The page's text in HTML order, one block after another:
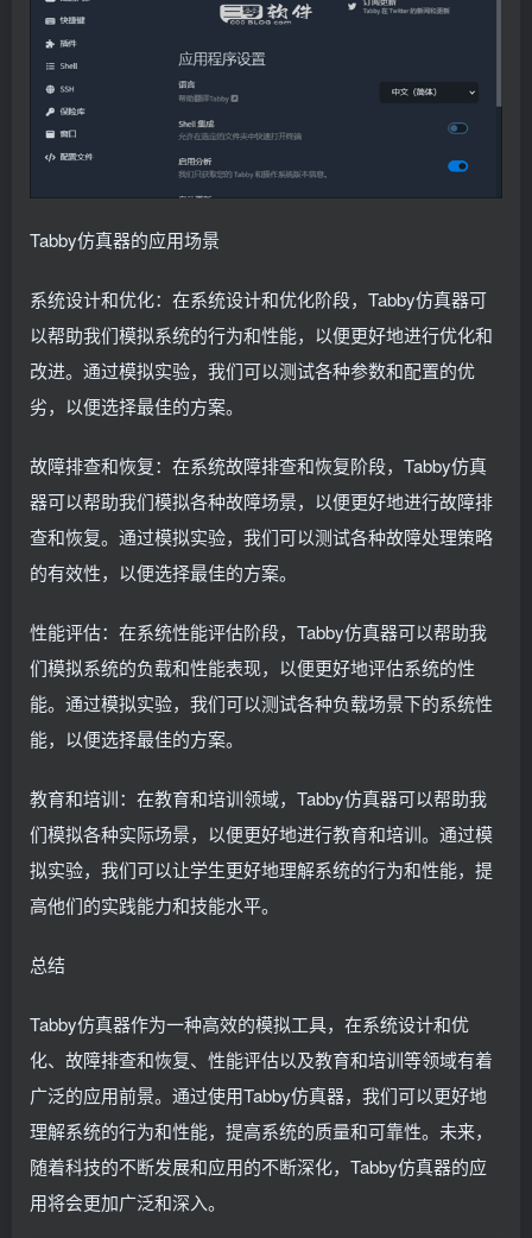
Tabby仿真器的应用场景
系统设计和优化：在系统设计和优化阶段，Tabby仿真器可
以帮助我们模拟系统的行为和性能，以便更好地进行优化和
改进。通过模拟实验，我们可以测试各种参数和配置的优
劣，以便选择最佳的方案。
故障排查和恢复：在系统故障排查和恢复阶段，Tabby仿真
器可以帮助我们模拟各种故障场景，以便更好地进行故障排
查和恢复。通过模拟实验，我们可以测试各种故障处理策略
的有效性，以便选择最佳的方案。
性能评估：在系统性能评估阶段，Tabby仿真器可以帮助我
们模拟系统的负载和性能表现，以便更好地评估系统的性
能。通过模拟实验，我们可以测试各种负载场景下的系统性
能，以便选择最佳的方案。
教育和培训：在教育和培训领域，Tabby仿真器可以帮助我
们模拟各种实际场景，以便更好地进行教育和培训。通过模
拟实验，我们可以让学生更好地理解系统的行为和性能，提
高他们的实践能力和技能水平。
总结
Tabby仿真器作为一种高效的模拟工具，在系统设计和优
化、故障排查和恢复、性能评估以及教育和培训等领域有着
广泛的应用前景。通过使用Tabby仿真器，我们可以更好地
理解系统的行为和性能，提高系统的质量和可靠性。未来，
随着科技的不断发展和应用的不断深化，Tabby仿真器的应
用将会更加广泛和深入。